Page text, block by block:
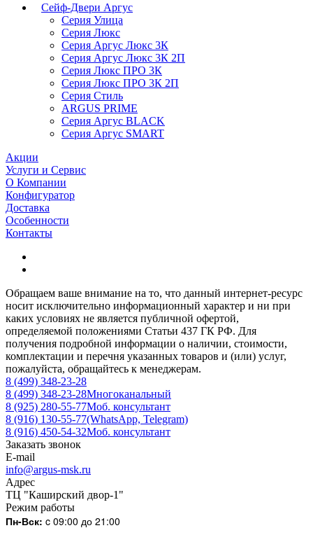
Сейф-Двери Аргус
Серия Улица
Серия Люкс
Серия Аргус Люкс 3К
Серия Аргус Люкс 3К 2П
Серия Люкс ПРО 3К
Серия Люкс ПРО 3К 2П
Серия Стиль
ARGUS PRIME
Серия Аргус BLACK
Серия Аргус SMART
Акции
Услуги и Сервис
О Компании
Конфигуратор
Доставка
Особенности
Контакты
Обращаем ваше внимание на то, что данный интернет-ресурс
носит исключительно информационный характер и ни при
каких условиях не является публичной офертой,
определяемой положениями Статьи 437 ГК РФ. Для
получения подробной информации о наличии, стоимости,
комплектации и перечня указанных товаров и (или) услуг,
пожалуйста, обращайтесь к менеджерам.
8 (499) 348-23-28
8 (499) 348-23-28Многоканальный
8 (925) 280-55-77Моб. консультант
8 (916) 130-55-77(WhatsApp, Telegram)
8 (916) 450-54-32Моб. консультант
Заказать звонок
E-mail
info@argus-msk.ru
Адрес
ТЦ "Каширский двор-1"
Режим работы
Пн-Вск: c 09:00 до 21:00